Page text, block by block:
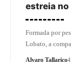
estreia no
Formada por
Lobato, a
Alvaro Tallarico